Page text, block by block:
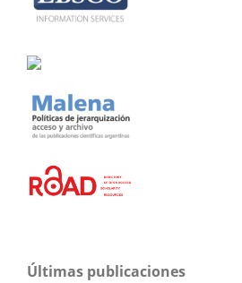
Últimas publicaciones